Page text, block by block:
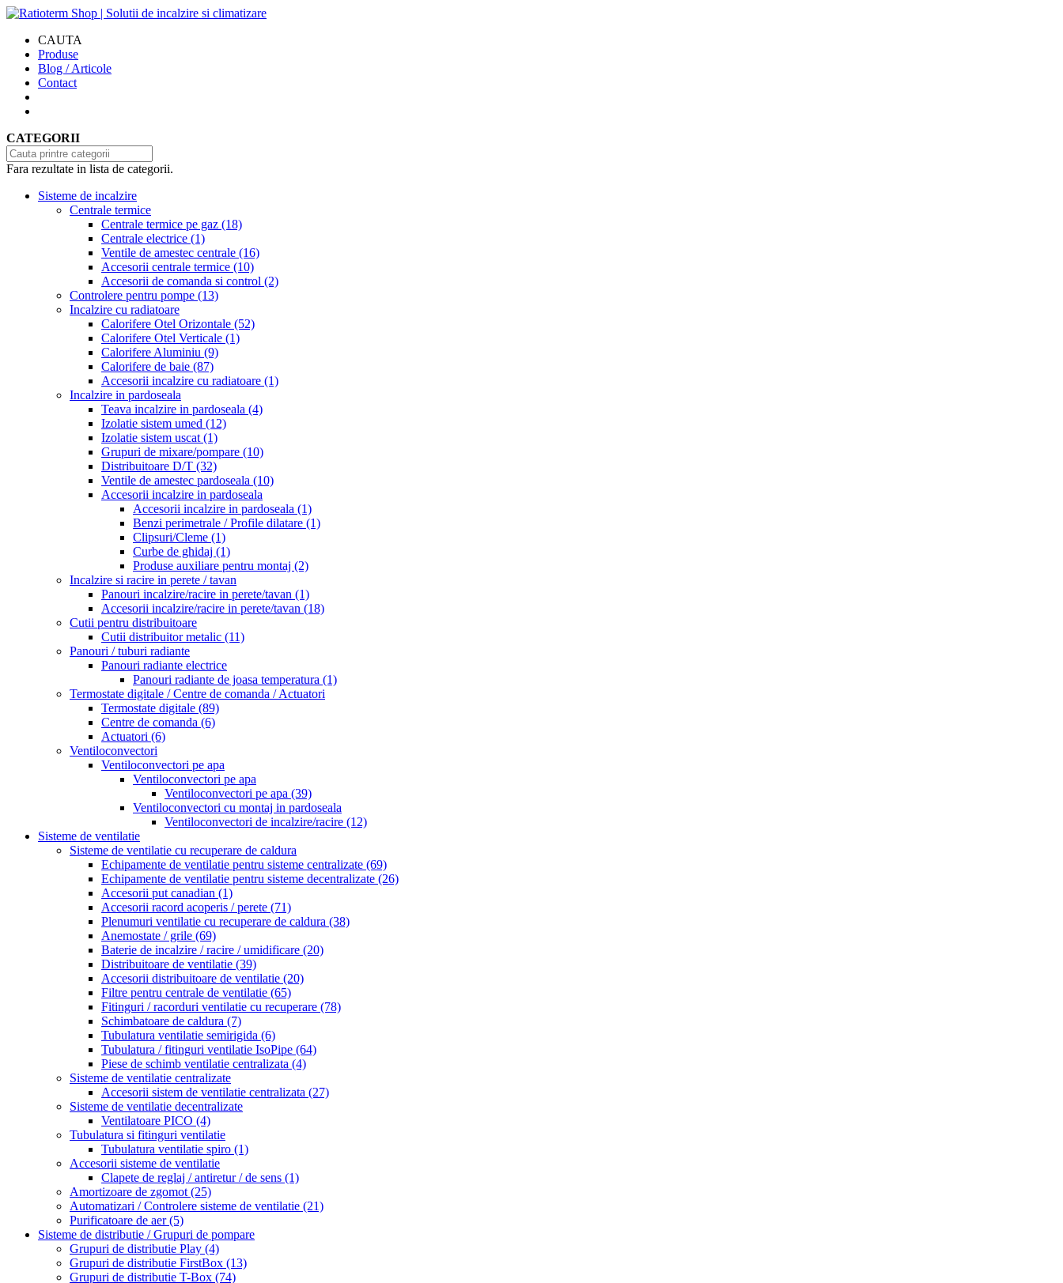
CAUTA
Produse
Blog / Articole
Contact
CATEGORII
Fara rezultate in lista de categorii.
Sisteme de incalzire
Centrale termice
Centrale termice pe gaz (18)
Centrale electrice (1)
Ventile de amestec centrale (16)
Accesorii centrale termice (10)
Accesorii de comanda si control (2)
Controlere pentru pompe (13)
Incalzire cu radiatoare
Calorifere Otel Orizontale (52)
Calorifere Otel Verticale (1)
Calorifere Aluminiu (9)
Calorifere de baie (87)
Accesorii incalzire cu radiatoare (1)
Incalzire in pardoseala
Teava incalzire in pardoseala (4)
Izolatie sistem umed (12)
Izolatie sistem uscat (1)
Grupuri de mixare/pompare (10)
Distribuitoare D/T (32)
Ventile de amestec pardoseala (10)
Accesorii incalzire in pardoseala
Accesorii incalzire in pardoseala (1)
Benzi perimetrale / Profile dilatare (1)
Clipsuri/Cleme (1)
Curbe de ghidaj (1)
Produse auxiliare pentru montaj (2)
Incalzire si racire in perete / tavan
Panouri incalzire/racire in perete/tavan (1)
Accesorii incalzire/racire in perete/tavan (18)
Cutii pentru distribuitoare
Cutii distribuitor metalic (11)
Panouri / tuburi radiante
Panouri radiante electrice
Panouri radiante de joasa temperatura (1)
Termostate digitale / Centre de comanda / Actuatori
Termostate digitale (89)
Centre de comanda (6)
Actuatori (6)
Ventiloconvectori
Ventiloconvectori pe apa
Ventiloconvectori pe apa
Ventiloconvectori pe apa (39)
Ventiloconvectori cu montaj in pardoseala
Ventiloconvectori de incalzire/racire (12)
Sisteme de ventilatie
Sisteme de ventilatie cu recuperare de caldura
Echipamente de ventilatie pentru sisteme centralizate (69)
Echipamente de ventilatie pentru sisteme decentralizate (26)
Accesorii put canadian (1)
Accesorii racord acoperis / perete (71)
Plenumuri ventilatie cu recuperare de caldura (38)
Anemostate / grile (69)
Baterie de incalzire / racire / umidificare (20)
Distribuitoare de ventilatie (39)
Accesorii distribuitoare de ventilatie (20)
Filtre pentru centrale de ventilatie (65)
Fitinguri / racorduri ventilatie cu recuperare (78)
Schimbatoare de caldura (7)
Tubulatura ventilatie semirigida (6)
Tubulatura / fitinguri ventilatie IsoPipe (64)
Piese de schimb ventilatie centralizata (4)
Sisteme de ventilatie centralizate
Accesorii sistem de ventilatie centralizata (27)
Sisteme de ventilatie decentralizate
Ventilatoare PICO (4)
Tubulatura si fitinguri ventilatie
Tubulatura ventilatie spiro (1)
Accesorii sisteme de ventilatie
Clapete de reglaj / antiretur / de sens (1)
Amortizoare de zgomot (25)
Automatizari / Controlere sisteme de ventilatie (21)
Purificatoare de aer(5)
Sisteme de distributie / Grupuri de pompare
Grupuri de distributie Play (4)
Grupuri de distributie FirstBox (13)
Grupuri de distributie T-Box (74)